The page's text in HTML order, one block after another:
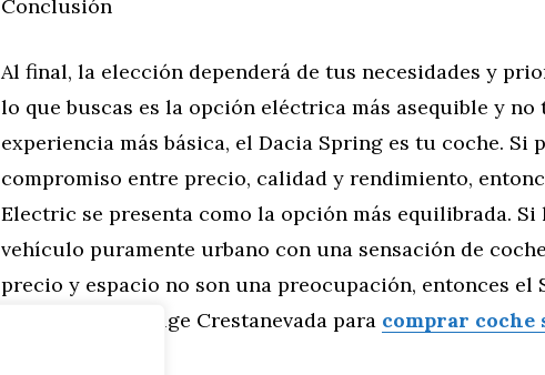
Conclusión
Al final, la elección dependerá de tus necesidades y
lo que buscas es la opción eléctrica más asequible y
experiencia más básica, el Dacia Spring es tu coche. Si
compromiso entre precio, calidad y rendimiento,
Electric se presenta como la opción más equilibrada. Si
vehículo puramente urbano con una sensación de
precio y espacio no son una preocupación, entonces el
ser el elegido. Elige Crestanevada para comprar coche